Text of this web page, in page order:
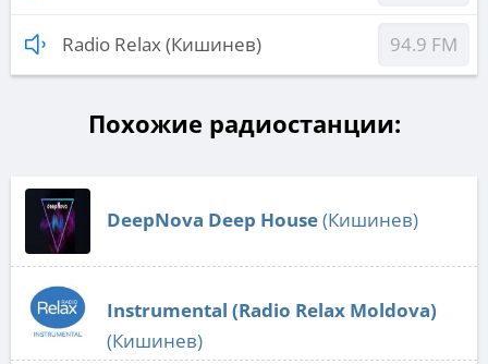
Radio Relax (Кишинев) 94.9 FM
Похожие радиостанции:
DeepNova Deep House(Кишинев)
Instrumental (Radio Relax Moldova)
(Кишинев)